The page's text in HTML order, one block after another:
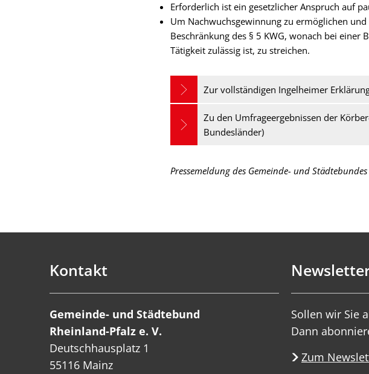
Erforderlich ist ein gesetzlicher Anspruch auf
Um Nachwuchsgewinnung zu ermöglichen
Beschränkung des § 5 KWG, wonach bei
Tätigkeit zulässig ist, zu streichen.
Zur vollständigen Ingelheimer
Zu den Umfrageergebnissen der
Bundesländer)
Pressemeldung des Gemeinde- und
Kontakt
Gemeinde- und Städtebund
Rheinland-Pfalz e. V.
Deutschhausplatz 1
55116 Mainz
Sollen wir Sie
Dann
Zum